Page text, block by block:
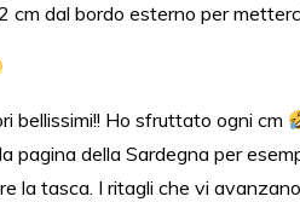
cm dal bordo esterno per
bellissimi!! Ho sfruttato ogni cm
pagina della Sardegna per
la tasca. I ritagli che vi